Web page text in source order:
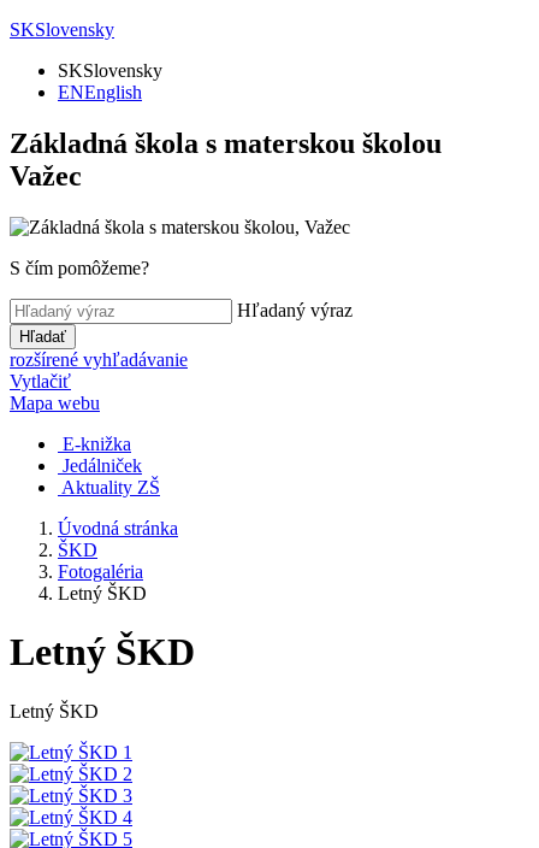
SKSlovensky
SKSlovensky
ENEnglish
Základná škola s materskou školou
Važec
S čím pomôžeme?
Hľadaný výraz
Hľadať
rozšírené vyhľadávanie
Vytlačiť
Mapa webu
E-knižka
Jedálniček
Aktuality ZŠ
Úvodná stránka
ŠKD
Fotogaléria
Letný ŠKD
Letný ŠKD
Letný ŠKD